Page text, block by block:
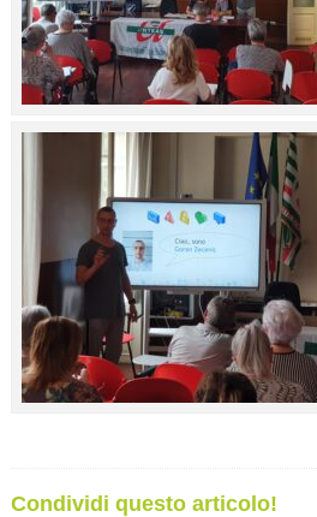
Condividi questo articolo!